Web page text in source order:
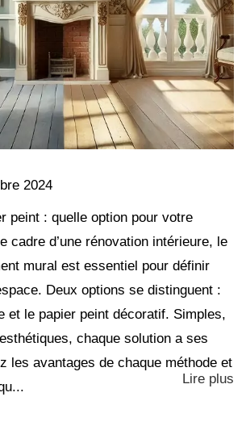
2024
peint : quelle option pour votre
cadre d’une rénovation intérieure, le
mural est essentiel pour définir
Deux options se distinguent :
et le papier peint décoratif. Simples,
chaque solution a ses
les avantages de chaque méthode et
Lire plus